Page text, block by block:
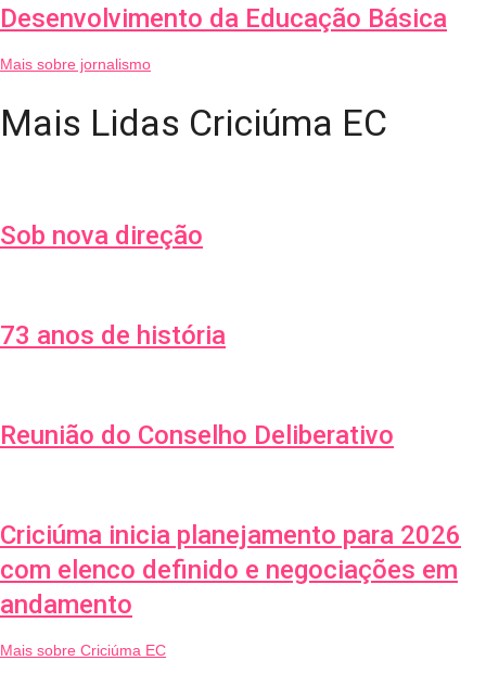
Desenvolvimento da Educação Básica
Mais sobre jornalismo
Mais Lidas Criciúma EC
Sob nova direção
73 anos de história
Reunião do Conselho Deliberativo
Criciúma inicia planejamento para 2026
com elenco definido e negociações em
andamento
Mais sobre Criciúma EC